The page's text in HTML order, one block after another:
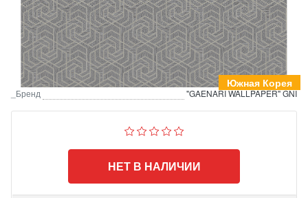
Южная Корея
_Бренд "GAENARI WALLPAPER" GNI
НЕТ В НАЛИЧИИ